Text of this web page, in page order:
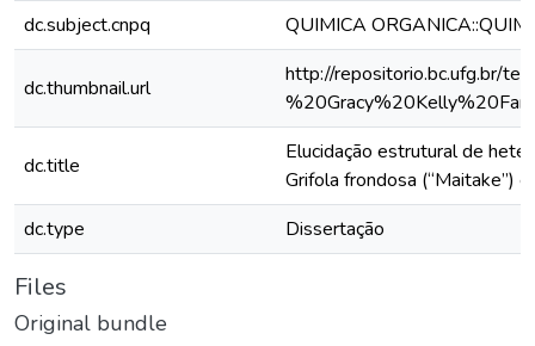
dc.subject.cnpq
QUIMICA
dc.thumbnail.url
http://repositorio.bc.ufg.br/
dc.title
Elucidação estrutural de
Grifola frondosa (“Maitake”)
dc.type
Dissertação
Files
Original bundle